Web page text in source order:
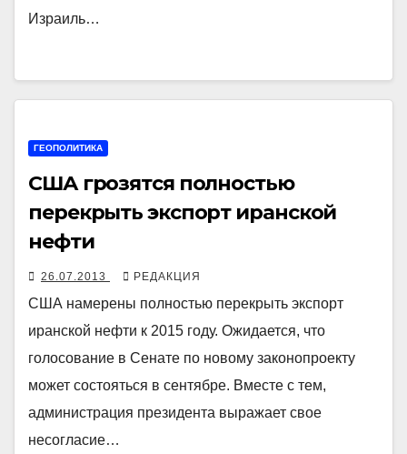
Израиль…
ГЕОПОЛИТИКА
США грозятся полностью
перекрыть экспорт иранской
нефти
26.07.2013 РЕДАКЦИЯ
США намерены полностью перекрыть экспорт
иранской нефти к 2015 году. Ожидается, что
голосование в Сенате по новому законопроекту
может состояться в сентябре. Вместе с тем,
администрация президента выражает свое
несогласие…